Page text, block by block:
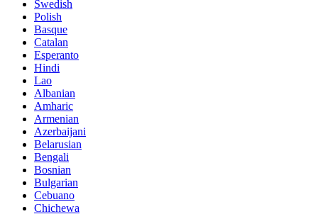
Swedish
Polish
Basque
Catalan
Esperanto
Hindi
Lao
Albanian
Amharic
Armenian
Azerbaijani
Belarusian
Bengali
Bosnian
Bulgarian
Cebuano
Chichewa